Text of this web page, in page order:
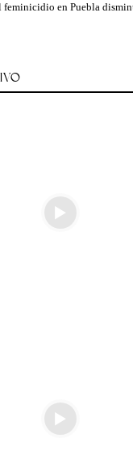
feminicidio en Puebla